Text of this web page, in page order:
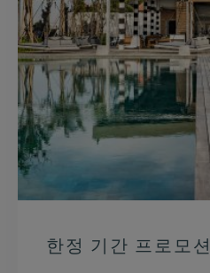
한정 기간 프로모션